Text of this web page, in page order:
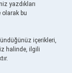
yazdıkları
bu
içerikleri,
halinde, ilgili